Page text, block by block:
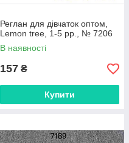
Реглан для дівчаток оптом,
Lemon tree, 1-5 рр., № 7206
В наявності
157 ₴
Купити